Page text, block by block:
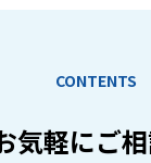
CONTENTS
気軽にご